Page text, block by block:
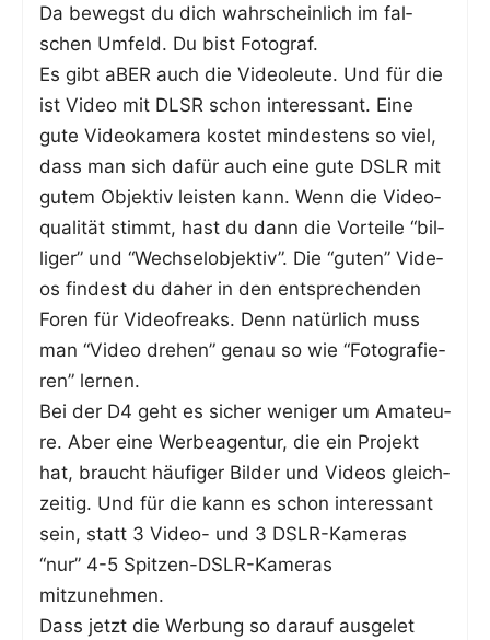
Da bewegst du dich wahr­schein­lich im fal­
schen Umfeld. Du bist Fotograf.
Es gibt aBER auch die Video­leu­te. Und für die
ist Video mit DLSR schon inter­es­sant. Eine
gute Video­ka­me­ra kos­tet min­des­tens so viel,
dass man sich dafür auch eine gute DSLR mit
gutem Objek­tiv leis­ten kann. Wenn die Video­
qua­li­tät stimmt, hast du dann die Vor­tei­le “bil­
li­ger” und “Wech­sel­ob­jek­tiv”. Die “guten” Vide­
os fin­dest du daher in den ent­spre­chen­den
Foren für Video­freaks. Denn natür­lich muss
man “Video dre­hen” genau so wie “Foto­gra­fie­
ren” lernen.
Bei der D4 geht es sicher weni­ger um Ama­teu­
re. Aber eine Wer­be­agen­tur, die ein Pro­jekt
hat, braucht häu­fi­ger Bil­der und Vide­os gleich­
zei­tig. Und für die kann es schon inter­es­sant
sein, statt 3 Video- und 3 DSLR-Kame­ras
“nur” 4-5 Spit­zen-DSLR-Kame­ras
mitzunehmen.
Dass jetzt die Wer­bung so dar­auf aus­ge­let